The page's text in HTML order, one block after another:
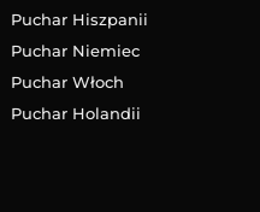
Puchar Hiszpanii
Puchar Niemiec
Puchar Włoch
Puchar Holandii